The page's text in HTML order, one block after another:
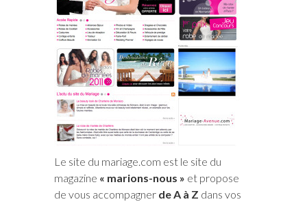
Le site du mariage.com est le site du
magazine « marions-nous » et propose
de vous accompagner de A à Z dans vos